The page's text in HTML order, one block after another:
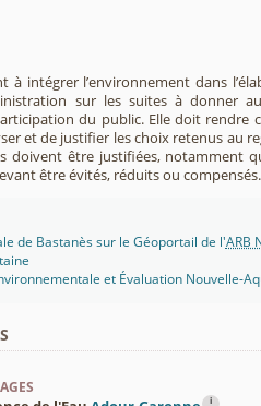
intégrer l’environnement dans
sur les suites à donner
du public. Elle doit rendre
et de justifier les choix retenus au
doivent être justifiées, notamment
être évités, réduits ou compensés.
de Bastanès sur le Géoportail de l'ARB
et Évaluation Nouvelle-
i